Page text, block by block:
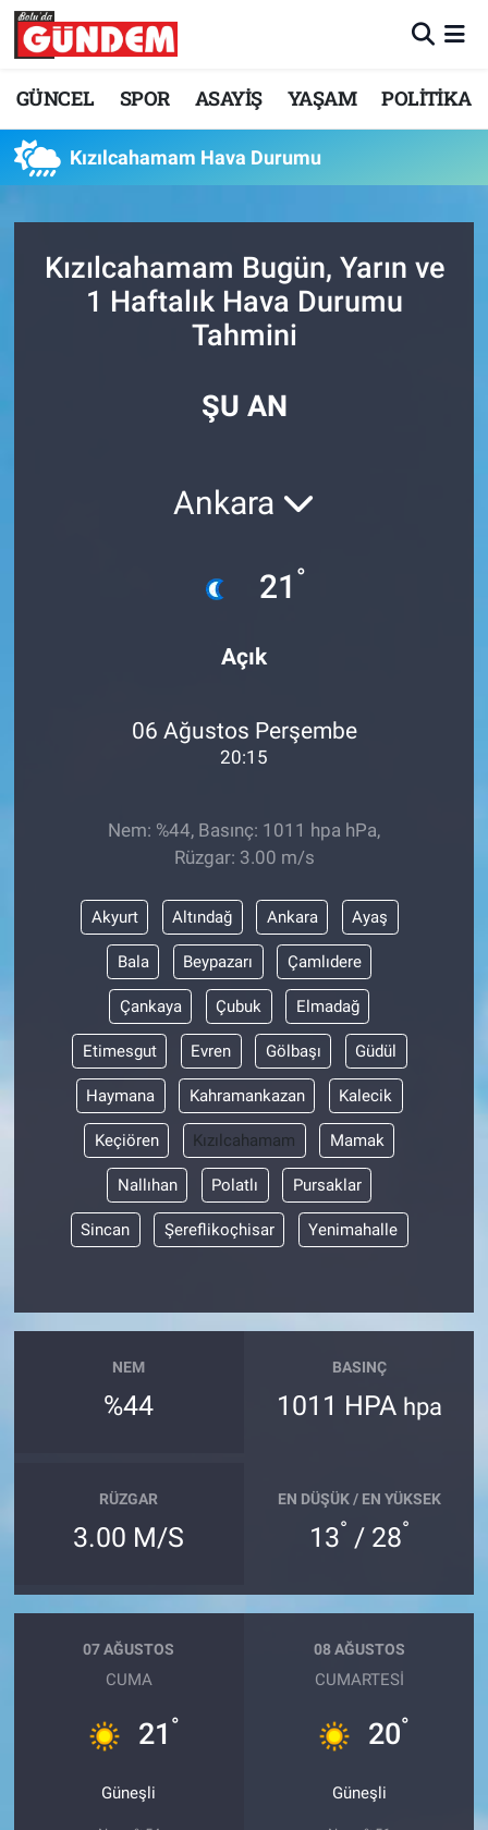
GÜNCEL SPOR ASAYİŞ YAŞAM POLİTİKA
Kızılcahamam Hava Durumu
Kızılcahamam Bugün, Yarın ve
1 Haftalık Hava Durumu
Tahmini
ŞU AN
Ankara
21 °
Açık
06 Ağustos Perşembe
20:15
Nem: %44, Basınç: 1011 hpa hPa,
Rüzgar: 3.00 m/s
Akyurt Altındağ Ankara Ayaş
Bala Beypazarı Çamlıdere
Çankaya Çubuk Elmadağ
Etimesgut Evren Gölbaşı Güdül
Haymana Kahramankazan Kalecik
Keçiören Kızılcahamam Mamak
Nallıhan Polatlı Pursaklar
Sincan Şereflikoçhisar Yenimahalle
NEM
%44
BASINÇ
1011 HPA hpa
RÜZGAR
3.00 M/S
EN DÜŞÜK / EN YÜKSEK
13° / 28°
07 AĞUSTOS
CUMA
21 °
Güneşli
08 AĞUSTOS
CUMARTESI
20°
Güneşli
Merkez Nöbetçi Eczaneler
Süper Lig Puan Durumu ve Fikstür
Tüm Manşetler